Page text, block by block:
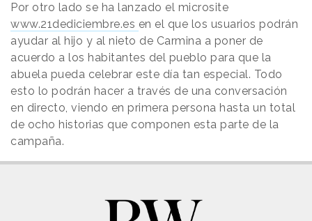
Por otro lado se ha lanzado el microsite
www.21dediciembre.es en el que los usuarios podrán
ayudar al hijo y al nieto de Carmina a poner de
acuerdo a los habitantes del pueblo para que la
abuela pueda celebrar este día tan especial. Todo
esto lo podrán hacer a través de una conversación
en directo, viendo en primera persona hasta un total
de ocho historias que componen esta parte de la
campaña.